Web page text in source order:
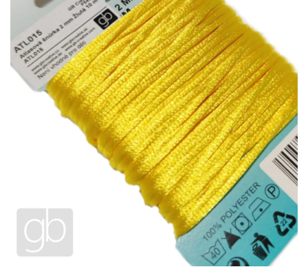
hviezdičiek.